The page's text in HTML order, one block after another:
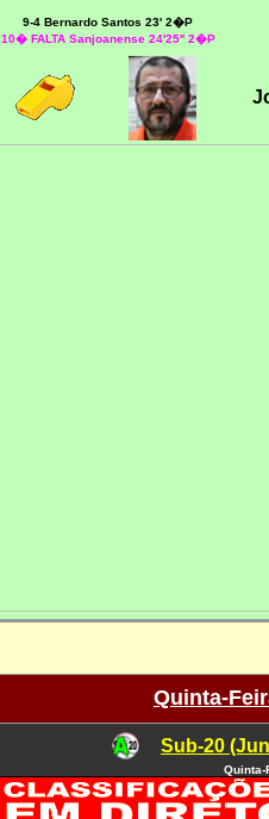
9-4 Bernardo Santos 23' 2�P
10� FALTA Sanjoanense 24'25'' 2�P
Quinta-
Sub-20
Quinta-